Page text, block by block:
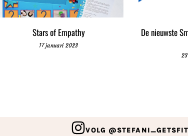
Stars of Empathy
17 januari 2023
De nieuwste
VOLG @STEFANI_GETSFIT